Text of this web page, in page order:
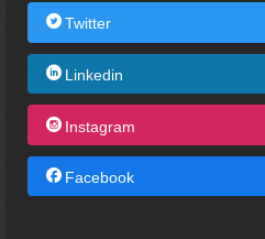
Twitter
Linkedin
Instagram
Facebook